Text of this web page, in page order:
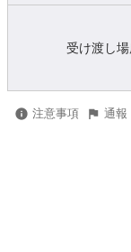
受け渡し
注意事項 通報